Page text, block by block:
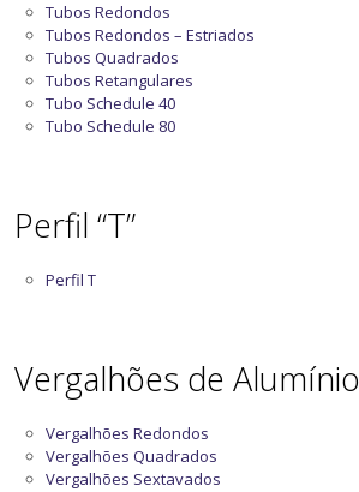
Tubos Redondos
Tubos Redondos – Estriados
Tubos Quadrados
Tubos Retangulares
Tubo Schedule 40
Tubo Schedule 80
Perfil “T”
Perfil T
Vergalhões de Alumínio
Vergalhões Redondos
Vergalhões Quadrados
Vergalhões Sextavados